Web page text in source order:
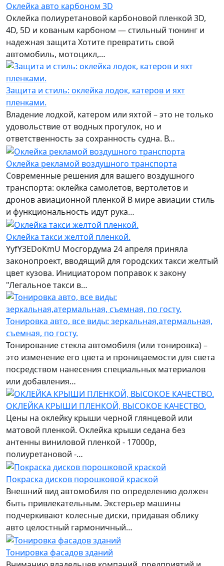
Оклейка авто карбоном 3D
Оклейка полиуретановой карбоновой пленкой 3D,
4D, 5D и кованым карбоном — стильный тюнинг и
надежная защита Хотите превратить свой
автомобиль, мотоцикл,…
Защита и стиль: оклейка лодок, катеров и яхт
пленками.
Владение лодкой, катером или яхтой – это не только
удовольствие от водных прогулок, но и
ответственность за сохранность судна. В…
Оклейка рекламой воздушного транспорта
Современные решения для вашего воздушного
транспорта: оклейка самолетов, вертолетов и
дронов авиационной пленкой В мире авиации стиль
и функциональность идут рука…
Оклейка такси желтой пленкой.
YyfY3EDoKmU Мосгордума 24 апреля приняла
законопроект, вводящий для городских такси желтый
цвет кузова. Инициатором поправок к закону
"Легальное такси в…
Тонировка авто, все виды: зеркальная,атермальная,
съемная, по госту.
Тонирование стекла автомобиля (или тонировка) –
это изменение его цвета и проницаемости для света
посредством нанесения специальных материалов
или добавления…
ОКЛЕЙКА КРЫШИ ПЛЕНКОЙ, ВЫСОКОЕ КАЧЕСТВО.
Цены на оклейку крыши черной глянцевой или
матовой пленкой. Оклейка крыши седана без
антенны виниловой пленкой - 17000р,
полиуретановой -…
Покраска дисков порошковой краской
Внешний вид автомобиля по определению должен
быть привлекательным. Экстерьер машины
подчеркивают колесные диски, придавая облику
авто целостный гармоничный…
Тонировка фасадов зданий